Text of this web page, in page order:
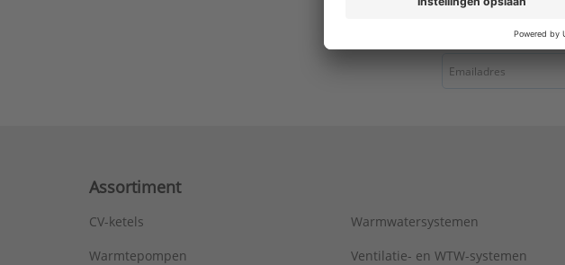
Opdrukveld:
Zonder label
Oppervlaktebescherming:
Samenstelling: Overig
Schakelmateriaalbreedte:
Assortiment
CV-ketels
Warmtepompen
Warmwatersystemen
Ventilatie- en WTW-systemen